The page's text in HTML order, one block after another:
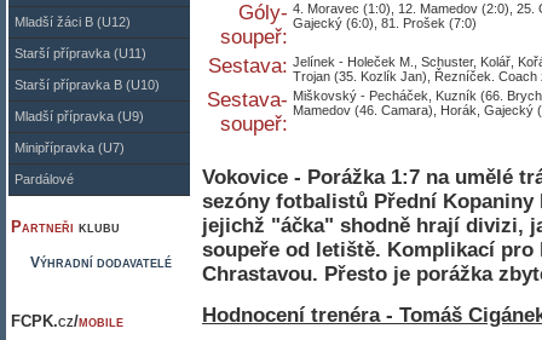
Mladší žáci B (U12)
Starší přípravka (U11)
Starší přípravka B (U10)
Mladší přípravka (U9)
Minipřípravka (U7)
Pardálové
Partneři klubu
Výhradní dodavatelé
FCPK.cz/mobile
Góly-
soupeř:
4. Moravec (1:0), 12. Mamedov (2:0),
Gajecký (6:0), 81. Prošek (7:0)
Sestava: Jelínek - Holeček M., Schuster, Kolář,
Trojan (35. Kozlík Jan), Řezníček. Coach
Sestava-
soupeř:
Miškovský - Pecháček, Kuzník (66.
Mamedov (46. Camara), Horák, Gajecký
Vokovice - Porážka 1:7 na umělé
sezóny fotbalistů Přední
jejichž "áčka" shodně hrají divizi,
soupeře od letiště. Komplikací pro
Chrastavou. Přesto je porážka
Hodnocení trenéra - Tomáš